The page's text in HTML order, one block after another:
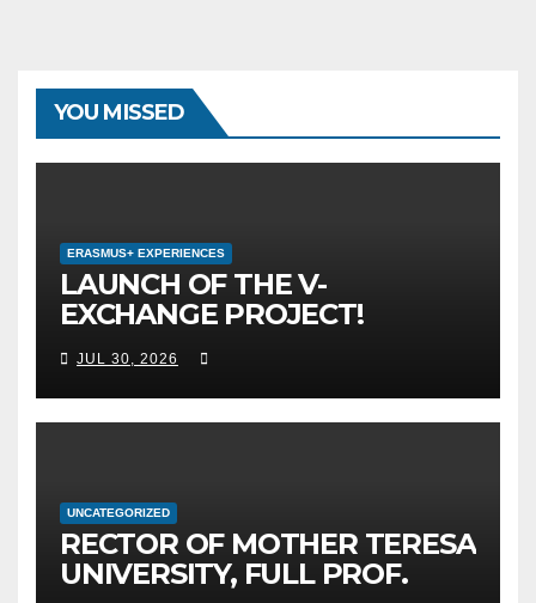
YOU MISSED
ERASMUS+ EXPERIENCES
LAUNCH OF THE V-
EXCHANGE PROJECT!
UNIVERSITY IN SKOPJE
LEADS THE INTERNATIONAL
INITIATIVE FOR DIGITAL
JUL 30, 2026
UNCATEGORIZED
RECTOR OF MOTHER TERESA
UNIVERSITY, FULL PROF.